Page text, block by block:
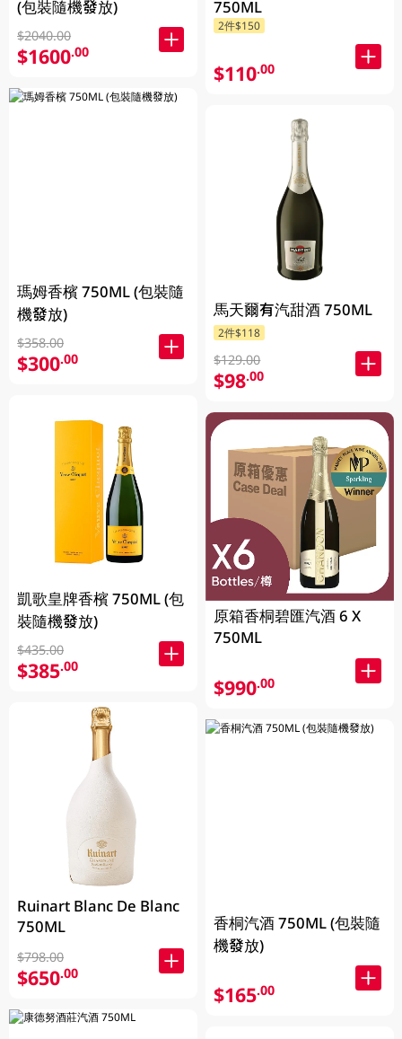
(包裝隨機發放)
$2040.00
$1600.00
瑪姆香檳 750ML (包裝隨
機發放)
$358.00
$300.00
凱歌皇牌香檳 750ML (包
裝隨機發放)
$435.00
$385.00
Ruinart Blanc De Blanc
750ML
$798.00
$650.00
750ML
2件$150
$110.00
馬天爾有汽甜酒 750ML
2件$118
$129.00
$98.00
原箱香桐碧匯汽酒 6 X
750ML
$990.00
香桐汽酒 750ML (包裝隨
機發放)
$165.00